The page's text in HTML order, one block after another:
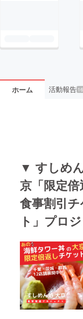
ホーム 活動報告16
▼ すしめ
京「限定
食事割引チ
ト」プロ